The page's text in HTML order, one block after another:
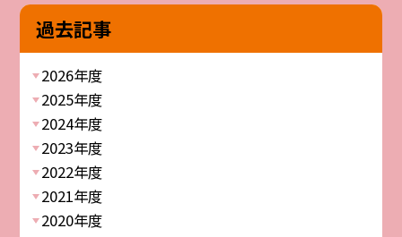
過去記事
2026年度
2025年度
2024年度
2023年度
2022年度
2021年度
2020年度